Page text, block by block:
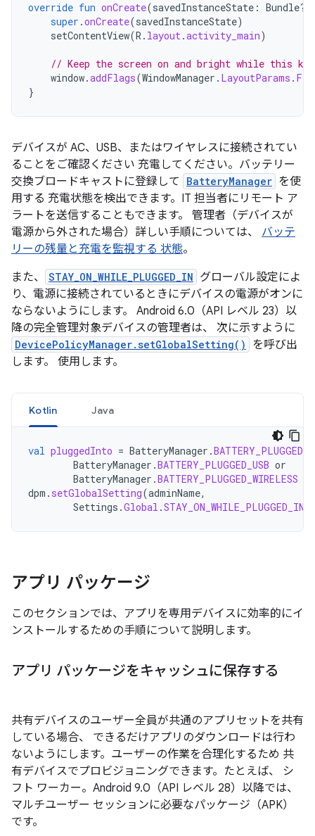
override fun onCreate(savedInstanceState : Bundle?)
super .onCreate(savedInstanceState)
setContentView(R . layout.activity_main)
// Keep the screen on and bright while this
window.addFlags(WindowManager . LayoutParams .
}
デバイスが AC、USB、またはワイヤレスに接続されてい
ることをご確認ください 充電してください。バッテリー
交換ブロードキャストに登録して
BatteryManager を使
用する 充電状態を検出できます。IT 担当者にリモート ア
ラートを送信することもできます。 管理者（デバイスが
電源から外された場合）詳しい手順については、 バッテ
リーの残量と充電を監視する 状態。
また、
STAY_ON_WHILE_PLUGGED_IN グローバル設定によ
り、電源に接続されているときにデバイスの電源がオンに
ならないようにします。 Android 6.0（API レベル 23）以
降の完全管理対象デバイスの管理者は、 次に示すように
DevicePolicyManager.setGlobalSetting()
を呼び出
します。 使用します。
Kotlin Java
val pluggedInto = BatteryManager .
BatteryManager .BATTERY_PLUGGED_USB or
BatteryManager .BATTERY_PLUGGED_WIRELESS
dpm . setGlobalSetting(adminName,
Settings .Global .STAY_ON_WHILE_PLUGGED_IN
アプリ パッケージ
このセクションでは、アプリを専用デバイスに効率的にイ
ンストールするための手順について説明します。
アプリ パッケージをキャッシュに保存する
共有デバイスのユーザー全員が共通のアプリセットを共有
している場合、 できるだけアプリのダウンロードは行わ
ないようにします。ユーザーの作業を合理化するため 共
有デバイスでプロビジョニングできます。たとえば、 シ
フト ワーカー。Android 9.0（API レベル 28）以降では、
マルチユーザー セッションに必要なパッケージ（APK）
です。